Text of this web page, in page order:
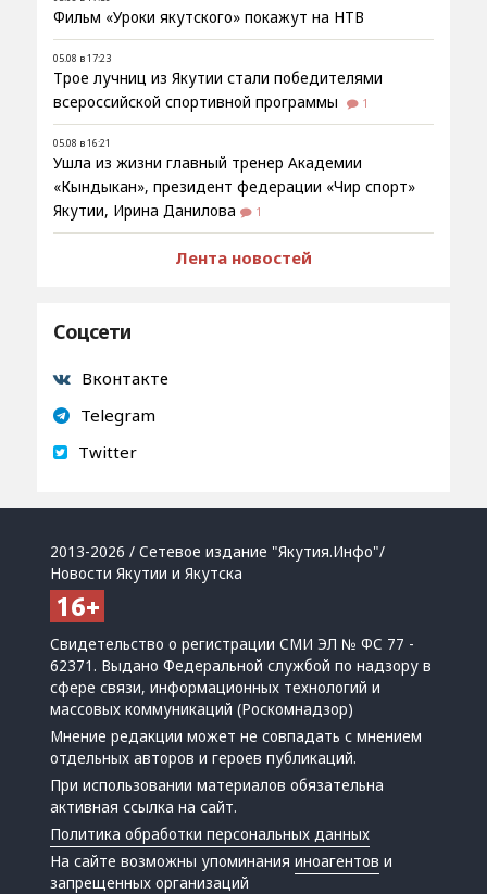
Фильм «Уроки якутского» покажут на НТВ
05.08 в 17:23
Трое лучниц из Якутии стали победителями
всероссийской спортивной программы
1
05.08 в 16:21
Ушла из жизни главный тренер Академии
«Кындыкан», президент федерации «Чир спорт»
Якутии, Ирина Данилова
1
Лента новостей
Соцсети
Вконтакте
Telegram
Twitter
2013-2026 / Сетевое издание "Якутия.Инфо"/
Новости Якутии и Якутска
Свидетельство о регистрации СМИ ЭЛ № ФС 77 -
62371. Выдано Федеральной службой по надзору в
сфере связи, информационных технологий и
массовых коммуникаций (Роскомнадзор)
Мнение редакции может не совпадать с мнением
отдельных авторов и героев публикаций.
При использовании материалов обязательна
активная ссылка на сайт.
Политика обработки персональных данных
На сайте возможны упоминанияиноагентов и
запрещенных организаций